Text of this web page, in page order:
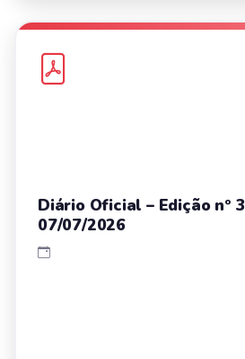
Diário Oficial – Edição nº
07/07/2026